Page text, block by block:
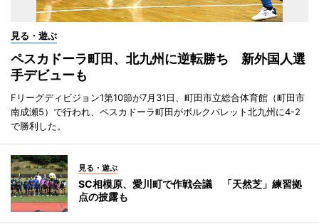
見る・遊ぶ
ペスカドーラ町田、北九州に逆転勝ち 新外国人選
手デビューも
Fリーグディビジョン1第10節が7月31日、町田市立総合体育館（町田市
南成瀬5）で行われ、ペスカドーラ町田がボルクバレット北九州に4-2
で勝利した。
見る・遊ぶ
SC相模原、愛川町で作戦会議 「天然芝」練習拠
点の披露も